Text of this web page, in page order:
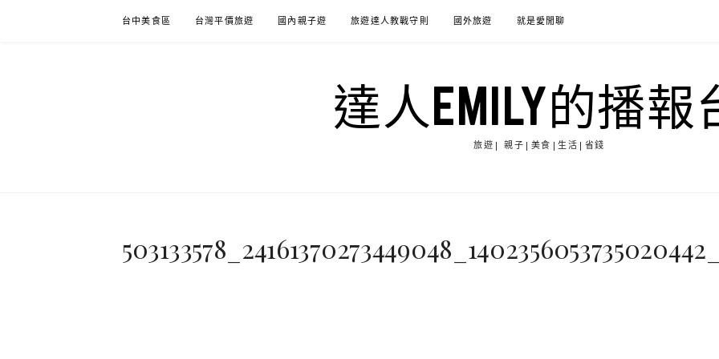
台中美食區 台灣平價旅遊 國內親子遊 旅遊達人教戰守則 國外旅遊 就是愛閒聊
達人EMILY的播報
旅遊| 親子|美食|生活|省錢